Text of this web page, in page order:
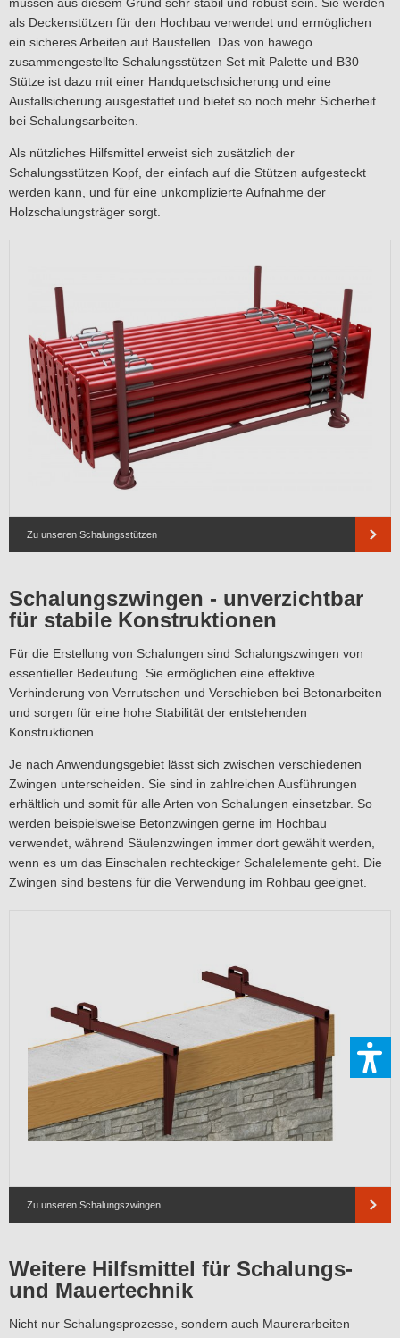
als Deckenstützen für den Hochbau verwendet und ermöglichen
ein sicheres Arbeiten auf Baustellen. Das von hawego
zusammengestellte Schalungsstützen Set mit Palette und B30
Stütze ist dazu mit einer Handquetschsicherung und eine
Ausfallsicherung ausgestattet und bietet so noch mehr Sicherheit
bei Schalungsarbeiten.
Als nützliches Hilfsmittel erweist sich zusätzlich der
Schalungsstützen Kopf, der einfach auf die Stützen aufgesteckt
werden kann, und für eine unkomplizierte Aufnahme der
Holzschalungsträger sorgt.
Zu unseren Schalungsstützen
Schalungszwingen - unverzichtbar
für stabile Konstruktionen
Für die Erstellung von Schalungen sind Schalungszwingen von
essentieller Bedeutung. Sie ermöglichen eine effektive
Verhinderung von Verrutschen und Verschieben bei Betonarbeiten
und sorgen für eine hohe Stabilität der entstehenden
Konstruktionen.
Je nach Anwendungsgebiet lässt sich zwischen verschiedenen
Zwingen unterscheiden. Sie sind in zahlreichen Ausführungen
erhältlich und somit für alle Arten von Schalungen einsetzbar. So
werden beispielsweise Betonzwingen gerne im Hochbau
verwendet, während Säulenzwingen immer dort gewählt werden,
wenn es um das Einschalen rechteckiger Schalelemente geht. Die
Zwingen sind bestens für die Verwendung im Rohbau geeignet.
Zu unseren Schalungszwingen
Weitere Hilfsmittel für Schalungs-
und Mauertechnik
Nicht nur Schalungsprozesse, sondern auch Maurerarbeiten